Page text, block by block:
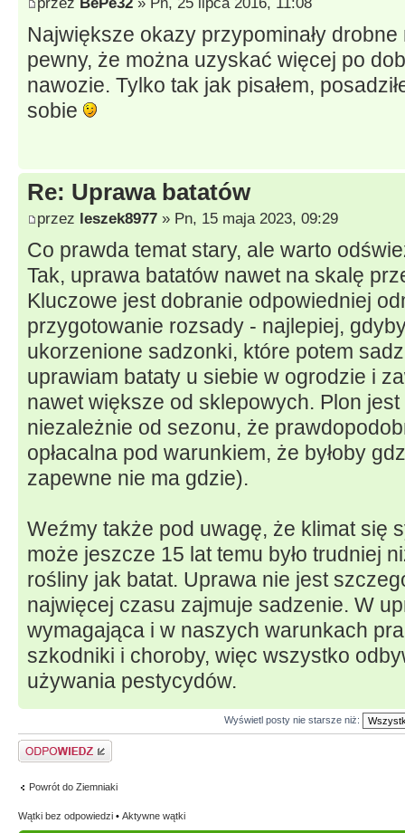
Największe okazy przypominały drobne
pewny, że można uzyskać więcej po
nawozie. Tylko tak jak pisałem,
sobie
Re: Uprawa batatów
przez leszek8977 » Pn, 15 maja 2023, 09:29
Co prawda temat stary, ale warto
Tak, uprawa batatów nawet na skalę
Kluczowe jest dobranie odpowiedniej
przygotowanie rozsady - najlepiej,
ukorzenione sadzonki, które potem
uprawiam bataty u siebie w ogrodzie i
nawet większe od sklepowych. Plon
niezależnie od sezonu, że
opłacalna pod warunkiem, że byłoby
zapewne nie ma gdzie).
Weźmy także pod uwagę, że klimat się
może jeszcze 15 lat temu było trudniej
rośliny jak batat. Uprawa nie jest
najwięcej czasu zajmuje sadzenie. W
wymagająca i w naszych warunkach
szkodniki i choroby, więc wszystko
używania pestycydów.
Wyświetl posty nie starsze niż:
Odpowiedz
Powrót do Ziemniaki
Wątki bez odpowiedzi • Aktywne wątki